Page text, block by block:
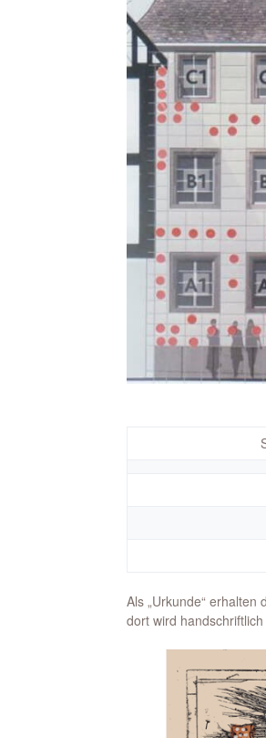
Als „Urkunde“ erhalten
dort wird